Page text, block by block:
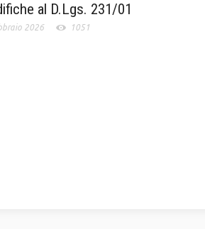
al D.Lgs. 231/01
2026 1051